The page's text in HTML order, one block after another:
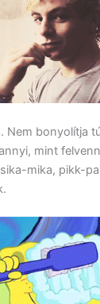
Nem bonyolítja
mint
mika, pikk-